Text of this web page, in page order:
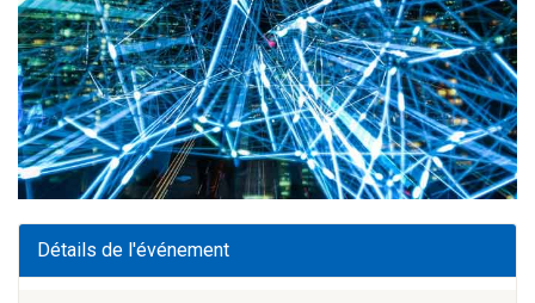
Détails de l'événement